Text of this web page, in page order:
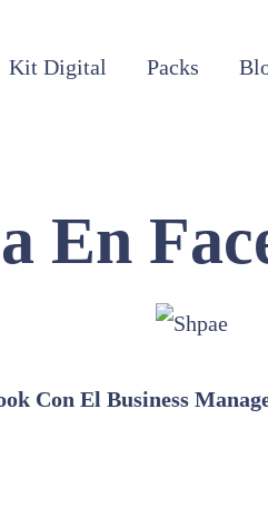
Kit Digital Packs
En
Con El Business